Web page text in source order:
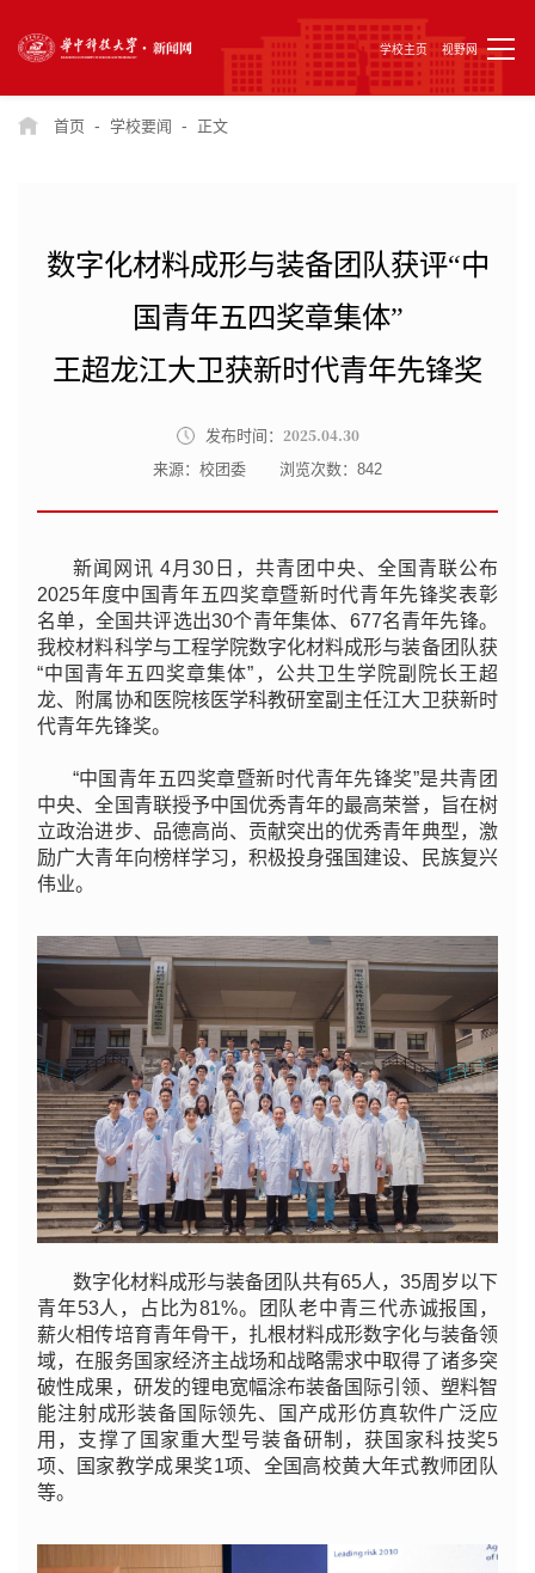
学校主页 视野网
首页 - 学校要闻 - 正文
数字化材料成形与装备团队获评“中
国青年五四奖章集体”
王超龙江大卫获新时代青年先锋奖
发布时间： 2025.04.30
来源：校团委 浏览次数：842
新闻网讯 4月30日，共青团中央、全国青联公布
2025年度中国青年五四奖章暨新时代青年先锋奖表彰
名单，全国共评选出30个青年集体、677名青年先锋。
我校材料科学与工程学院数字化材料成形与装备团队获
“中国青年五四奖章集体”，公共卫生学院副院长王超
龙、附属协和医院核医学科教研室副主任江大卫获新时
代青年先锋奖。
“中国青年五四奖章暨新时代青年先锋奖”是共青团
中央、全国青联授予中国优秀青年的最高荣誉，旨在树
立政治进步、品德高尚、贡献突出的优秀青年典型，激
励广大青年向榜样学习，积极投身强国建设、民族复兴
伟业。
数字化材料成形与装备团队共有65人，35周岁以下
青年53人，占比为81%。团队老中青三代赤诚报国，
薪火相传培育青年骨干，扎根材料成形数字化与装备领
域，在服务国家经济主战场和战略需求中取得了诸多突
破性成果，研发的锂电宽幅涂布装备国际引领、塑料智
能注射成形装备国际领先、国产成形仿真软件广泛应
用，支撑了国家重大型号装备研制，获国家科技奖5
项、国家教学成果奖1项、全国高校黄大年式教师团队
等。